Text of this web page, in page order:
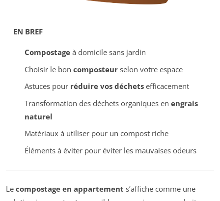
EN BREF
Compostageà domicile sans jardin
Choisir le bon composteurselon votre espace
Astuces pour réduire vos déchetsefficacement
Transformation des déchets organiques en engrais
naturel
Matériaux à utiliser pour un compost riche
Éléments à éviter pour éviter les mauvaises odeurs
Le compostage en appartement s’affiche comme une